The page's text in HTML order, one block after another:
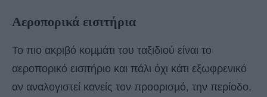
Αεροπορικά εισιτήρια
Το πιο ακριβό κοµµάτι του ταξιδιού είναι το
αεροπορικό εισιτήριο και πάλι όχι κάτι εξωφρενικό
αν αναλογιστεί κανείς τον προορισµό, την περίοδο,